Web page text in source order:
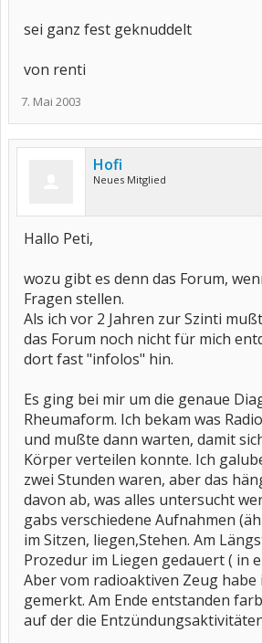
sei ganz fest geknuddelt
von renti
7. Mai 2003
Hofi
Neues Mitglied
Hallo Peti,
wozu gibt es denn das Forum,
Fragen stellen.
Als ich vor 2 Jahren zur Szinti
das Forum noch nicht für mich
dort fast "infolos" hin.
Es ging bei mir um die genaue
Rheumaform. Ich bekam was
und mußte dann warten, damit
Körper verteilen konnte. Ich
zwei Stunden waren, aber das
davon ab, was alles untersucht
gabs verschiedene Aufnahmen
im Sitzen, liegen,Stehen. Am
Prozedur im Liegen gedauert ( in
Aber vom radioaktiven Zeug habe
gemerkt. Am Ende entstanden
auf der die